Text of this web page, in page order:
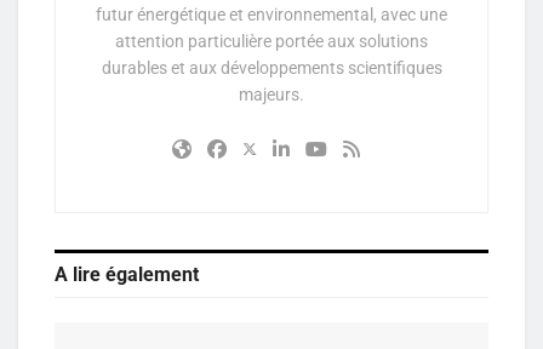
futur énergétique et environnemental, avec une
attention particulière portée aux solutions
durables et aux développements scientifiques
majeurs.
A lire également